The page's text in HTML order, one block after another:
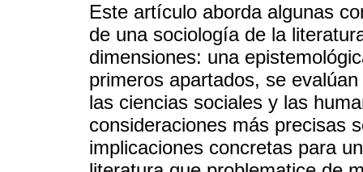
Este artículo aborda algunas
de una sociología de la
dimensiones: una
primeros apartados, se
las ciencias sociales y las
consideraciones más precisas
implicaciones concretas para